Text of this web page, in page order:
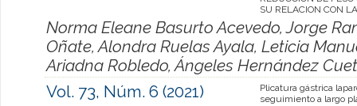
SU RELACION CON
Norma Eleane Basurto Acevedo, Jorge
Oñate, Alondra Ruelas Ayala, Leticia
Ariadna Robledo, Ángeles Hernández
Vol. 73, Núm. 6 (2021)
Plicatura gástrica
seguimiento a largo